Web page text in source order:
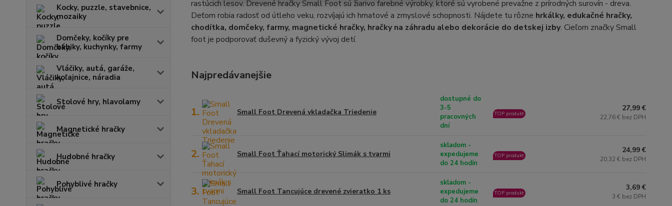
Kocky, puzzle, stavebnice,
mozaiky
Domčeky, kočíky pre
bábiky, kuchynky, farmy
Vláčiky, autá, garáže,
koľajnice, náradia
Stolové hry, hlavolamy
Magnetické hračky
Hudobné hračky
Pohyblivé hračky
rastúcich lesov. Drevené hračky Small Foot sú žiarivo farebné výrobky, ktoré sú vyrobené prevažne z prírodných surovín - dreva.
Deťom robia radosť od útleho veku, rozvíjajú ich hmatové a zmyslové schopnosti. Nájdete tu rôzne hrkálky, edukačné hračky,
chodítka, domčeky, farmy, magnetické hračky, hračky na záhradu alebo dekorácie do detskej izby. Cieľom značky Small
foot je podporovať duševný a fyzický vývoj detí.
Najpredávanejšie
1. Small Foot Drevená vkladačka Triedenie
dostupné do
3-5
pracovných
dní
TOP produkt
27,99 €
22,76 € bez DPH
2. Small Foot Ťahací motorický Slimák s tvarmi
skladom -
expedujeme
do 24 hodín
TOP produkt
24,99 €
20,32 € bez DPH
3. Small Foot Tancujúce drevené zvieratko 1 ks
skladom -
expedujeme
do 24 hodín
TOP produkt
3,69 €
3 € bez DPH